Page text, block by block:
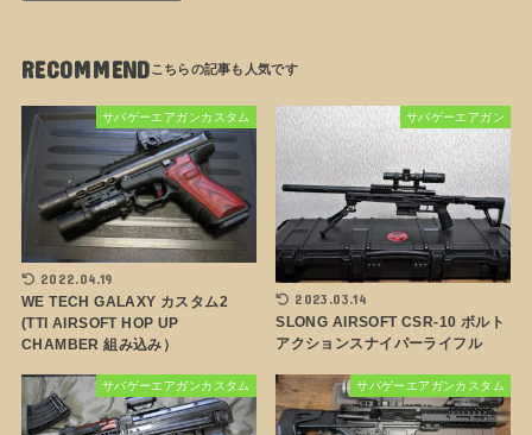
RECOMMEND
サバゲーエアガンカスタム
2022.04.19
WE TECH GALAXY カスタム2
(TTI AIRSOFT HOP UP
CHAMBER 組み込み）
サバゲーエアガン
2023.03.14
SLONG AIRSOFT CSR-10 ボルト
アクションスナイパーライフル
サバゲーエアガンカスタム サバゲーエアガンカスタム